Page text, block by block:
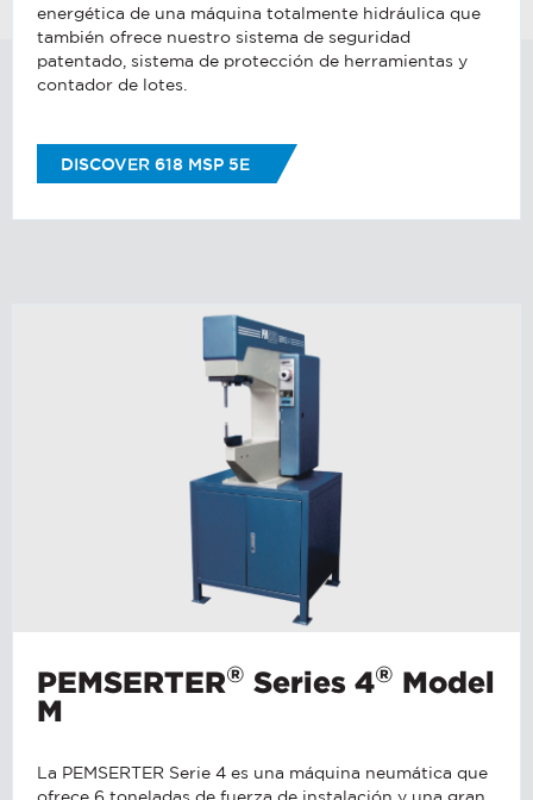
energética de una máquina totalmente hidráulica que
también ofrece nuestro sistema de seguridad
patentado, sistema de protección de herramientas y
contador de lotes.
DISCOVER 618 MSP 5E
PEMSERTER® Series 4® Model
M
La PEMSERTER Serie 4 es una máquina neumática que